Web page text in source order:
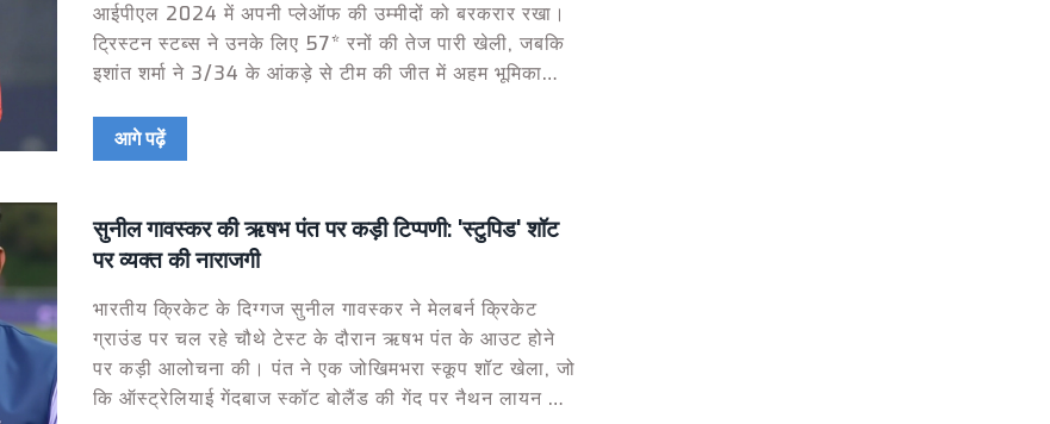
आईपीएल 2024 में अपनी प्लेऑफ की उम्मीदों को बरकरार रखा।
ट्रिस्टन स्टब्स ने उनके लिए 57* रनों की तेज पारी खेली, जबकि
इशांत शर्मा ने 3/34 के आंकड़े से टीम की जीत में अहम भूमिका
आगे पढ़ें
सुनील गावस्कर की ऋषभ पंत पर कड़ी टिप्पणी: 'स्टुपिड' शॉट
पर व्यक्त की नाराजगी
भारतीय क्रिकेट के दिग्गज सुनील गावस्कर ने मेलबर्न क्रिकेट
ग्राउंड पर चल रहे चौथे टेस्ट के दौरान ऋषभ पंत के आउट होने
पर कड़ी आलोचना की। पंत ने एक जोखिमभरा स्कूप शॉट खेला, जो
कि ऑस्ट्रेलियाई गेंदबाज स्कॉट बोलैंड की गेंद पर नैथन लायन के